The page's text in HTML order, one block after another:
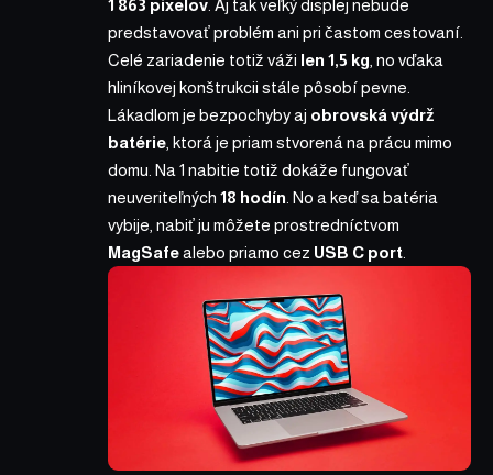
1 863 pixelov . Aj tak veľký displej nebude
predstavovať problém ani pri častom cestovaní.
Celé zariadenie totiž váži len 1,5 kg , no vďaka
hliníkovej konštrukcii stále pôsobí pevne.
Lákadlom je bezpochyby aj obrovská výdrž
batérie , ktorá je priam stvorená na prácu mimo
domu. Na 1 nabitie totiž dokáže fungovať
neuveriteľných 18 hodín . No a keď sa batéria
vybije, nabiť ju môžete prostredníctvom
MagSafealebo priamo cez USB C port